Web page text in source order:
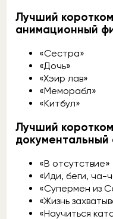
Лучший
анимационный
«Сестра»
«Дочь»
«Хэир лав»
«Меморабл»
«Китбул»
Лучший
документальный
«В отсутствие»
«Иди, беги, ча-
«Супермен из
«Жизнь
«Научиться